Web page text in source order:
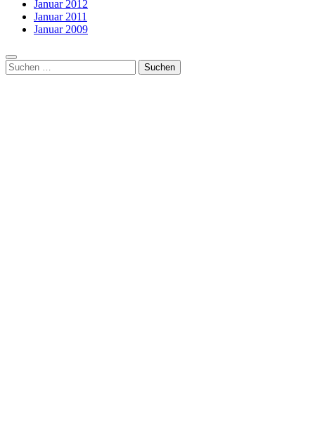
Januar 2012
Januar 2011
Januar 2009
Suchen
nach: